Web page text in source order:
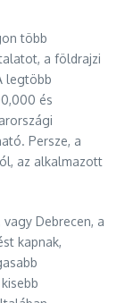
több
a földrajzi
legtöbb
és
Persze, a
az alkalmazott
Debrecen, a
kapnak,